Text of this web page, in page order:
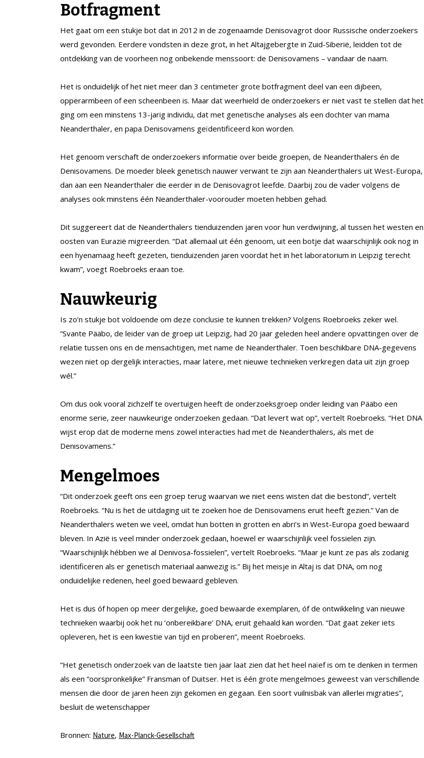
Botfragment
Het gaat om een stukje bot dat in 2012 in de zogenaamde Denisovagrot door Russische onderzoekers
werd gevonden. Eerdere vondsten in deze grot, in het Altajgebergte in Zuid-Siberië, leidden tot de
ontdekking van de voorheen nog onbekende menssoort: de Denisovamens – vandaar de naam.
Het is onduidelijk of het niet meer dan 3 centimeter grote botfragment deel van een dijbeen,
opperarmbeen of een scheenbeen is. Maar dat weerhield de onderzoekers er niet vast te stellen dat het
ging om een minstens 13-jarig individu, dat met genetische analyses als een dochter van mama
Neanderthaler, en papa Denisovamens geïdentificeerd kon worden.
Het genoom verschaft de onderzoekers informatie over beide groepen, de Neanderthalers én de
Denisovamens. De moeder bleek genetisch nauwer verwant te zijn aan Neanderthalers uit West-Europa,
dan aan een Neanderthaler die eerder in de Denisovagrot leefde. Daarbij zou de vader volgens de
analyses ook minstens één Neanderthaler-voorouder moeten hebben gehad.
Dit suggereert dat de Neanderthalers tienduizenden jaren voor hun verdwijning, al tussen het westen en
oosten van Eurazië migreerden. “Dat allemaal uit één genoom, uit een botje dat waarschijnlijk ook nog in
een hyenamaag heeft gezeten, tienduizenden jaren voordat het in het laboratorium in Leipzig terecht
kwam”, voegt Roebroeks eraan toe.
Nauwkeurig
Is zo’n stukje bot voldoende om deze conclusie te kunnen trekken? Volgens Roebroeks zeker wel.
“Svante Pääbo, de leider van de groep uit Leipzig, had 20 jaar geleden heel andere opvattingen over de
relatie tussen ons en de mensachtigen, met name de Neanderthaler. Toen beschikbare DNA-gegevens
wezen niet op dergelijk interacties, maar latere, met nieuwe technieken verkregen data uit zijn groep
wél.”
Om dus ook vooral zichzelf te overtuigen heeft de onderzoeksgroep onder leiding van Pääbo een
enorme serie, zeer nauwkeurige onderzoeken gedaan. “Dat levert wat op”, vertelt Roebroeks. “Het DNA
wijst erop dat de moderne mens zowel interacties had met de Neanderthalers, als met de
Denisovamens.”
Mengelmoes
“Dit onderzoek geeft ons een groep terug waarvan we niet eens wisten dat die bestond”, vertelt
Roebroeks. “Nu is het de uitdaging uit te zoeken hoe de Denisovamens eruit heeft gezien.” Van de
Neanderthalers weten we veel, omdat hun botten in grotten en abri’s in West-Europa goed bewaard
bleven. In Azië is veel minder onderzoek gedaan, hoewel er waarschijnlijk veel fossielen zijn.
“Waarschijnlijk hébben we al Denivosa-fossielen”, vertelt Roebroeks. “Maar je kunt ze pas als zodanig
identificeren als er genetisch materiaal aanwezig is.” Bij het meisje in Altaj is dat DNA, om nog
onduidelijke redenen, heel goed bewaard gebleven.
Het is dus óf hopen op meer dergelijke, goed bewaarde exemplaren, óf de ontwikkeling van nieuwe
technieken waarbij ook het nu ‘onbereikbare’ DNA, eruit gehaald kan worden. “Dat gaat zeker iets
opleveren, het is een kwestie van tijd en proberen”, meent Roebroeks.
“Het genetisch onderzoek van de laatste tien jaar laat zien dat het heel naïef is om te denken in termen
als een “oorspronkelijke” Fransman of Duitser. Het is één grote mengelmoes geweest van verschillende
mensen die door de jaren heen zijn gekomen en gegaan. Een soort vuilnisbak van allerlei migraties”,
besluit de wetenschapper
Bronnen: Nature, Max-Planck-Gesellschaft